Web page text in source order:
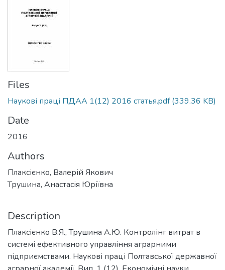
Files
Наукові праці ПДАА 1(12) 2016 статья.pdf(339.36 KB)
Date
2016
Authors
Плаксієнко, Валерій Якович
Трушина, Анастасія Юріївна
Description
Плаксієнко В.Я., Трушина А.Ю. Контролінг витрат в
системі ефективного управління аграрними
підприємствами. Наукові праці Полтавської державної